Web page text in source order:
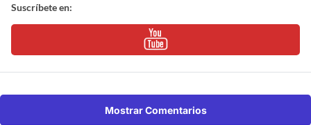
Suscríbete en:
Mostrar Comentarios